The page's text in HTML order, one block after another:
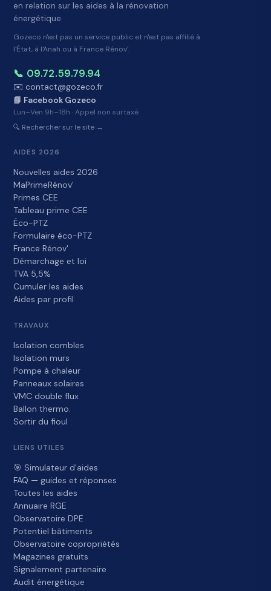
en relation sur les aides à la rénovation
énergétique.
Gozeco n'est pas un service public et n'est pas affilié à
l'État, à l'Anah ou à France Rénov'.
📞 09.72.59.79.94
✉️ contact@gozeco.fr
📘 Facebook Gozeco
Lun–Ven 9h–18h · Appel non surtaxé
🔍 Rechercher sur le site →
AIDES 2026
Nouvelles aides 2026
MaPrimeRénov'
Primes CEE
Tableau prime CEE
Éco-PTZ
Formulaire éco-PTZ
France Rénov'
Démarchage et loi
TVA 5,5%
Cumuler les aides
Aides par profil
TRAVAUX
Isolation combles
Isolation murs
Pompe à chaleur
Panneaux solaires
VMC double flux
Ballon thermo.
Sortir du fioul
LIENS UTILES
🎯 Simulateur d'aides
FAQ — guides et réponses
Toutes les aides
Annuaire RGE
Observatoire DPE
Potentiel bâtiments
Observatoire copropriétés
Magazines gratuits
Signalement partenaire
Audit énergétique